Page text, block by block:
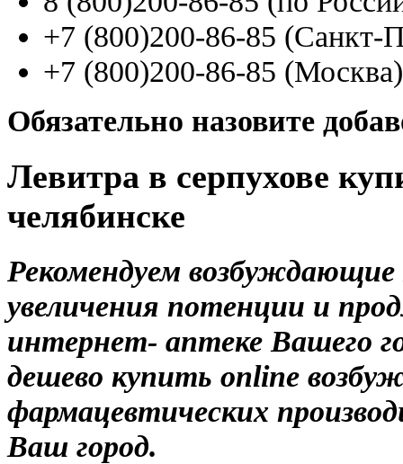
+7 (800)200-86-85 (Санкт-
+7 (800)200-86-85 (Москва)
Обязательно назовите
Левитра в серпухове
челябинске
Рекомендуем
увеличения потенции и
интернет- аптеке Вашего
дешево купить online
фармацевтических
Ваш город.